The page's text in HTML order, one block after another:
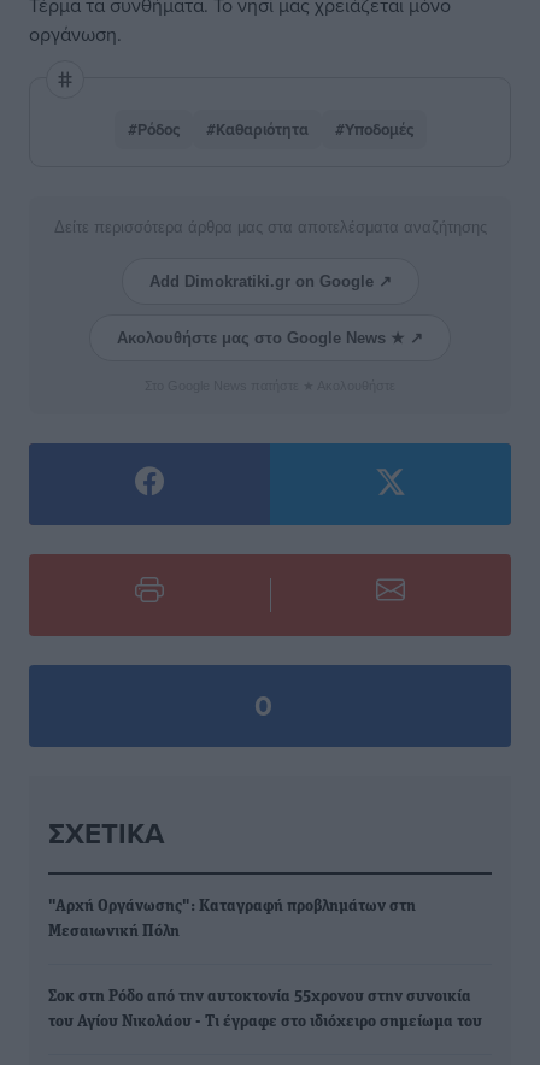
οργάνωση.
#Ρόδος #Καθαριότητα #Υποδομές
Δείτε περισσότερα άρθρα μας στα αποτελέσματα αναζήτησης
Add Dimokratiki.gr on Google ↗
Ακολουθήστε μας στο Google News ★ ↗
0
ΣΧΕΤΙΚΆ
"Αρχή Οργάνωσης": Καταγραφή προβλημάτων στη
Μεσαιωνική Πόλη
Σοκ στη Ρόδο από την αυτοκτονία 55χρονου στην συνοικία
του Αγίου Νικολάου - Τι έγραφε στο ιδιόχειρο σημείωμα του